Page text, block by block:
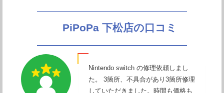
PiPoPa 下松店の口コミ
Nintendo switch の修理依頼しまし
た。 3箇所、不具合があり3箇所修理
していただきました。時間も価格も